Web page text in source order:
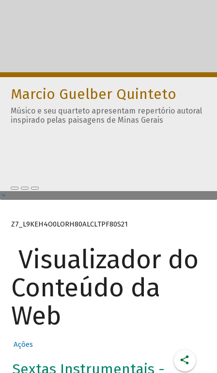
Marcio Guelber Quinteto
Músico e seu quarteto apresentam repertório autoral
inspirado pelas paisagens de Minas Gerais
Z7_L9KEH4O0LORH80ALCLTPF80S21
Visualizador do
Conteúdo da
Web
Ações
Sextas Instrumentais -